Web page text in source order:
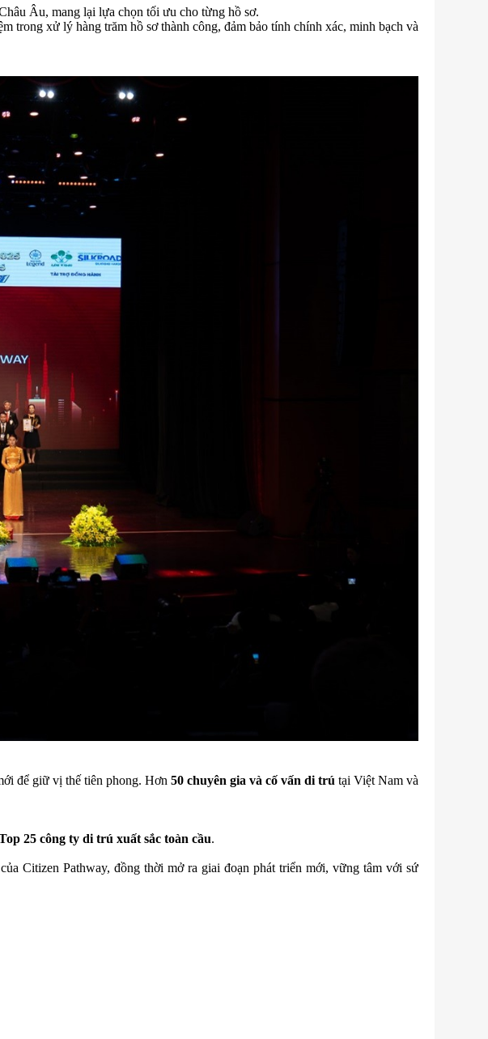
Âu, mang lại lựa chọn tối ưu cho từng hồ sơ.
trong xử lý hàng trăm hồ sơ thành công, đảm bảo tính chính xác, minh bạch và
để giữ vị thế tiên phong. Hơn 50 chuyên gia và cố vấn di trú tại Việt Nam và
25 công ty di trú xuất sắc toàn cầu.
Citizen Pathway, đồng thời mở ra giai đoạn phát triển mới, vững tâm với sứ